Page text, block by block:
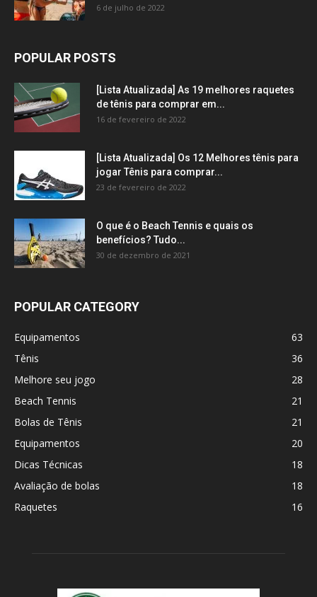
6 de julho de 2022
POPULAR POSTS
[Lista Atualizada] As 19 melhores raquetes
de tênis para comprar em...
16 de fevereiro de 2022
[Lista Atualizada] Os 12 Melhores tênis para
jogar Tênis para comprar...
23 de fevereiro de 2022
O que é o Beach Tennis e quais os
benefícios? Tudo...
30 de dezembro de 2021
POPULAR CATEGORY
Equipamentos
63
Tênis
36
Melhore seu jogo
28
Beach Tennis
21
Bolas de Tênis
21
Equipamentos
20
Dicas Técnicas
18
Avaliação de bolas
18
Raquetes
16